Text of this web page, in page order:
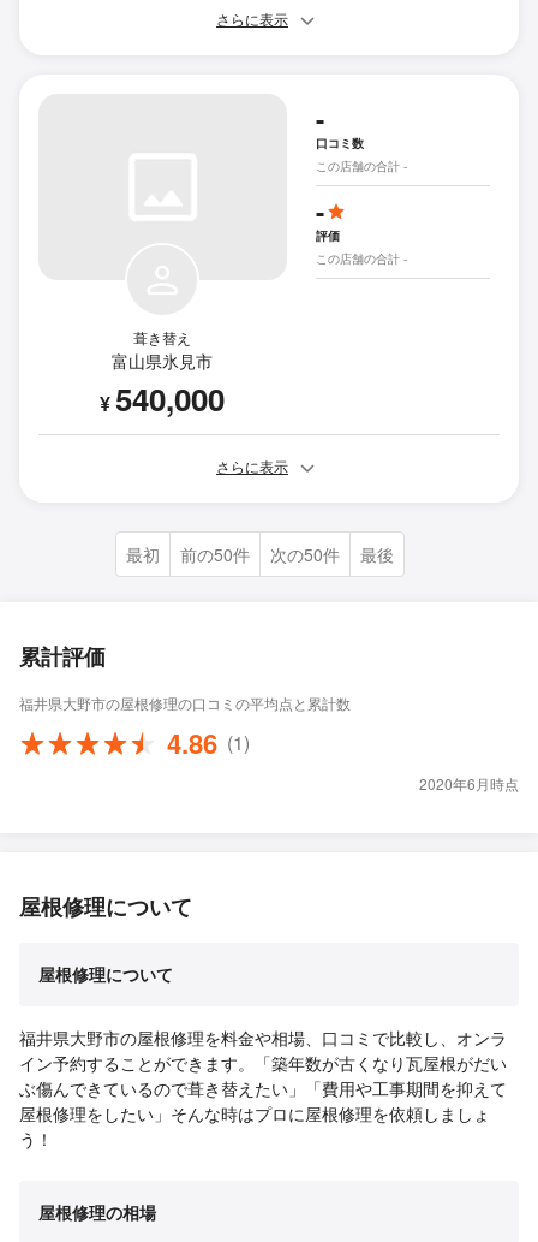
さらに表示
葺き替え
富山県氷見市
¥540,000
-
口コミ数
この店舗の合計 -
-
評価
この店舗の合計 -
さらに表示
最初 前の50件 次の50件 最後
累計評価
福井県大野市の屋根修理の口コミの平均点と累計数
4.86 (1)
2020年6月時点
屋根修理について
屋根修理について
福井県大野市の屋根修理を料金や相場、口コミで比較し、オンラ
イン予約することができます。「築年数が古くなり瓦屋根がだい
ぶ傷んできているので葺き替えたい」「費用や工事期間を抑えて
屋根修理をしたい」そんな時はプロに屋根修理を依頼しましょ
う！
屋根修理の相場